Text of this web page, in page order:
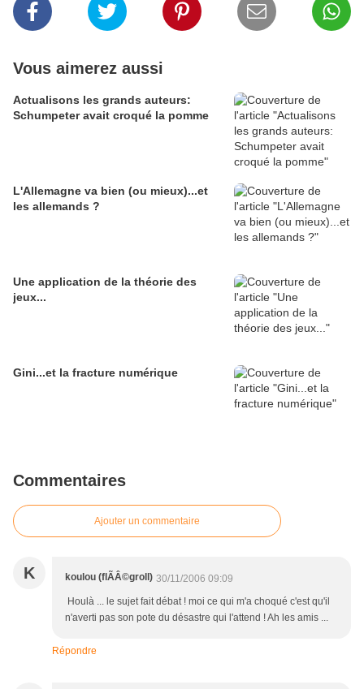
Vous aimerez aussi
Actualisons les grands auteurs:
Schumpeter avait croqué la pomme
L'Allemagne va bien (ou mieux)...et
les allemands ?
Une application de la théorie des
jeux...
Gini...et la fracture numérique
Commentaires
Ajouter un commentaire
K koulou (flÃÂ©groll) 30/11/2006 09:09
Houlà ... le sujet fait débat ! moi ce qui m'a choqué c'est qu'il
n'averti pas son pote du désastre qui l'attend ! Ah les amis ...
Répondre